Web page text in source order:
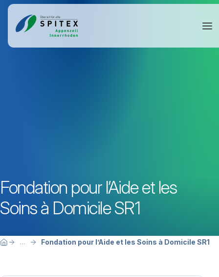
Fondation pour l’Aide et les
Soins à Domicile SR1
Breadcrumbnavigation
Sie befinden sich hier:
Home ... Fondation pour l’Aide et les Soins à Domicile SR1